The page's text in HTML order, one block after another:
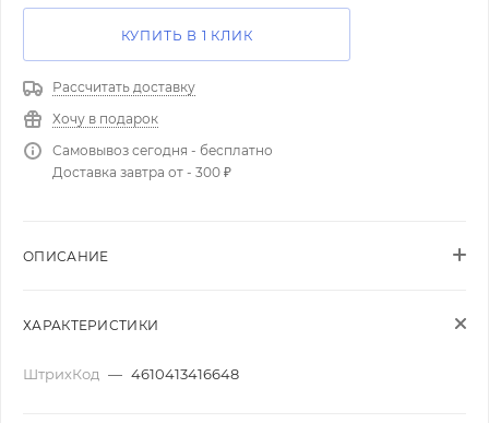
КУПИТЬ В 1 КЛИК
Рассчитать доставку
Хочу в подарок
Самовывоз сегодня - бесплатно
Доставка завтра от - 300 ₽
ОПИСАНИЕ
ХАРАКТЕРИСТИКИ
ШтрихКод — 4610413416648